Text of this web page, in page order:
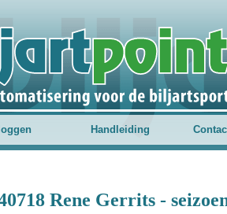
Handleiding
Rene Gerrits -